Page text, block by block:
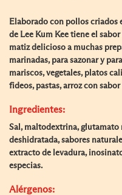
Elaborado con pollos criados
de Lee Kum Kee tiene el
matiz delicioso a muchas
marinadas, para sazonar y
mariscos, vegetales, platos
fideos, pastas, arroz con
Ingredientes:
Sal, maltodextrina,
deshidratada, sabores
extracto de levadura,
especias.
Alérgenos: